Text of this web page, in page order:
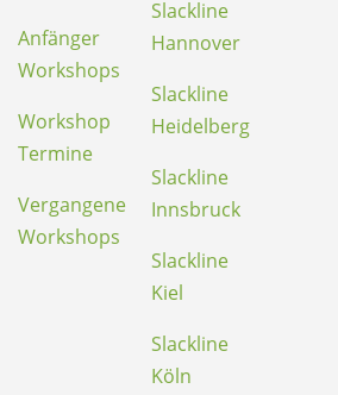
Anfänger
Workshops
Workshop
Termine
Vergangene
Workshops
Slackline
Hannover
Slackline
Heidelberg
Slackline
Innsbruck
Slackline
Kiel
Slackline
Köln